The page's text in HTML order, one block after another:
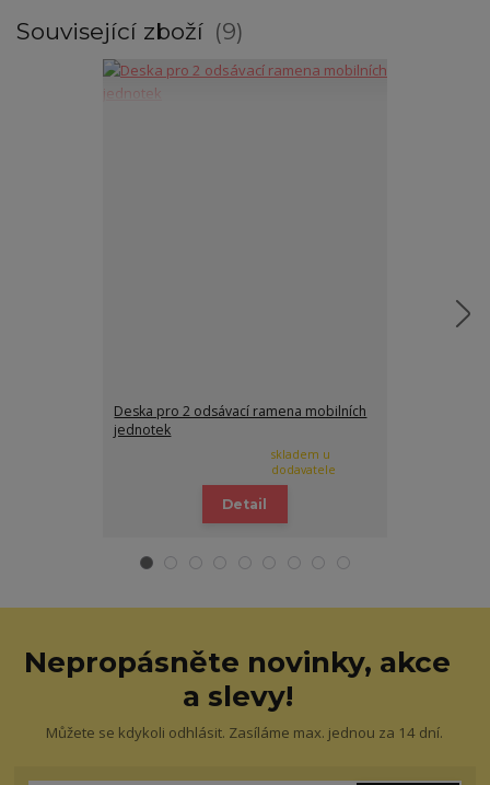
Související zboží 9
Deska pro 2 odsávací ramena mobilních
jednotek
skladem u
dodavatele
Detail
Nepropásněte novinky, akce
a slevy!
Můžete se kdykoli odhlásit. Zasíláme max. jednou za 14 dní.